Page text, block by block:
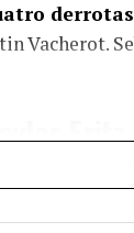
derrotas
Vacherot.
Fritz
más